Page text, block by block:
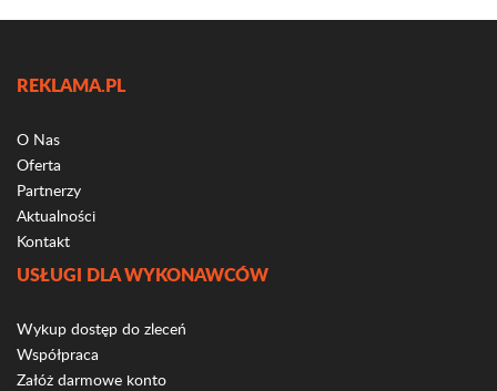
REKLAMA.PL
O Nas
Oferta
Partnerzy
Aktualności
Kontakt
USŁUGI DLA WYKONAWCÓW
Wykup dostęp do zleceń
Współpraca
Załóż darmowe konto